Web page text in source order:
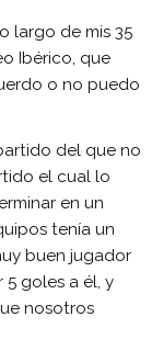
largo de mis 35
Ibérico, que
o no puedo
del que no
el cual lo
en un
tenía un
buen jugador
goles a él, y
nosotros